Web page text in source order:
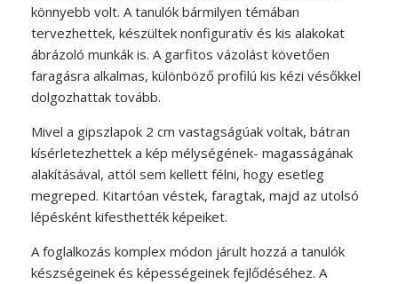
könnyebb volt. A tanulók bármilyen témában
tervezhettek, készültek nonfiguratív és kis alakokat
ábrázoló munkák is. A garfitos vázolást követően
faragásra alkalmas, különböző profilú kis kézi vésőkkel
dolgozhattak tovább.
Mivel a gipszlapok 2 cm vastagságúak voltak, bátran
kísérletezhettek a kép mélységének- magasságának
alakításával, attól sem kellett félni, hogy esetleg
megreped. Kitartóan véstek, faragtak, majd az utolsó
lépésként kifesthették képeiket.
A foglalkozás komplex módon járult hozzá a tanulók
készségeinek és képességeinek fejlődéséhez. A